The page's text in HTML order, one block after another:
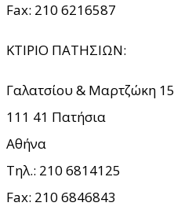
Fax: 210 6216587
ΚΤΙΡΙΟ ΠΑΤΗΣΙΩΝ:
Γαλατσίου & Μαρτζώκη 15
111 41 Πατήσια
Αθήνα
Τηλ.: 210 6814125
Fax: 210 6846843